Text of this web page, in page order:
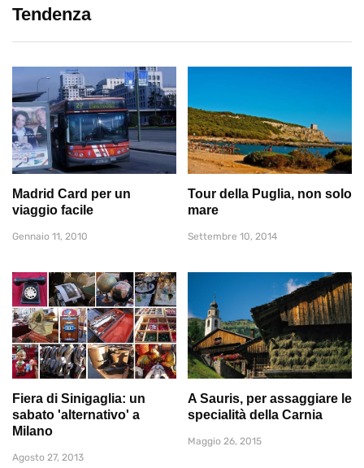
Tendenza
Madrid Card per un
viaggio facile
Gennaio 11, 2010
Tour della Puglia, non solo
mare
Settembre 10, 2014
Fiera di Sinigaglia: un
sabato 'alternativo' a
Milano
Agosto 27, 2013
A Sauris, per assaggiare le
specialità della Carnia
Maggio 26, 2015